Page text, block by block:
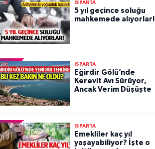
ISPARTA
5 yıl geçince soluğu
mahkemede alıyorlar!
ISPARTA
Eğirdir Gölü’nde
Kerevit Avı Sürüyor,
Ancak Verim Düşüşte
ISPARTA
Emekliler kaç yıl
yaşayabiliyor? İşte o